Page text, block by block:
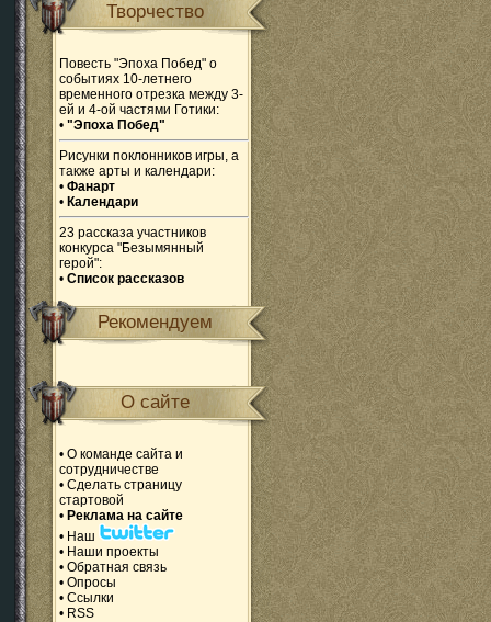
Творчество
Повесть "Эпоха Побед" о
событиях 10-летнего
временного отрезка между 3-
ей и 4-ой частями Готики:
• "Эпоха Побед"
Рисунки поклонников игры, а
также арты и календари:
• Фанарт
• Календари
23 рассказа участников
конкурса "Безымянный
герой":
• Список рассказов
Рекомендуем
О сайте
• О команде сайта и
сотрудничестве
• Сделать страницу
стартовой
• Реклама на сайте
• Наш
• Наши проекты
• Обратная связь
• Опросы
• Ссылки
• RSS